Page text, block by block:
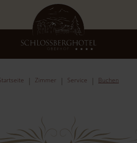
Zimmer Service Buchen